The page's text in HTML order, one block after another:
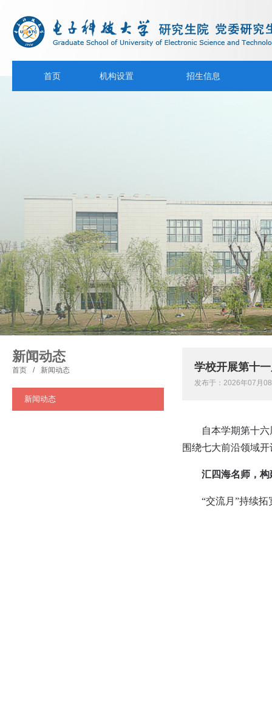
首页 机构设置 招生信息
新闻动态
首页 / 新闻动态
新闻动态
学校开展第十
发布于：2026年07月
自本学期第十
围绕七大前沿领域
汇四海名师，
“交流月”持续